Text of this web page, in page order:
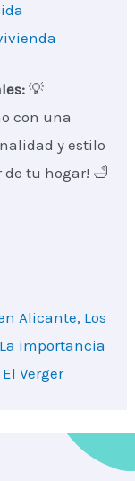
💡
con una
y estilo
tu hogar! 🛁
Alicante, Los
La importancia
Verger